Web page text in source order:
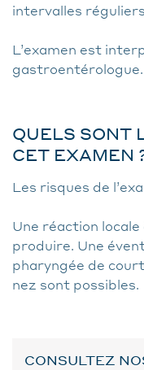
intervalles
L’examen est
gastroentérologue.
QUELS SONT
CET EXAMEN
Les risques de
Une réaction
produire. Une
pharyngée de
nez sont possibles.
CONSULTEZ